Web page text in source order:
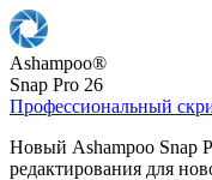
Ashampoo®
Snap Pro 26
Профессиональный
Новый Ashampoo Snap
редактирования для